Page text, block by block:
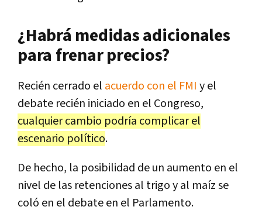
¿Habrá medidas adicionales
para frenar precios?
Recién cerrado el acuerdo con el FMI y el
debate recién iniciado en el Congreso,
cualquier cambio podría complicar el
escenario político.
De hecho, la posibilidad de un aumento en el
nivel de las retenciones al trigo y al maíz se
coló en el debate en el Parlamento.